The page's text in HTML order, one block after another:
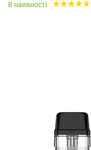
В наявності